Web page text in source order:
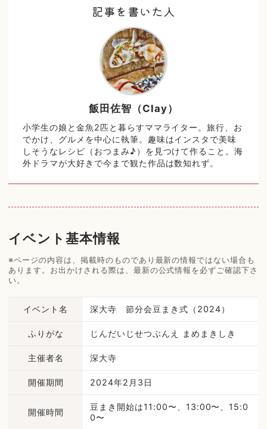
記事を書いた人
飯田佐智（Clay）
小学生の娘と金魚2匹と暮らすママライター。旅行、お
でかけ、グルメを中心に執筆。趣味はインスタで美味
しそうなレシピ（おつまみ♪）を見つけて作ること。海
外ドラマが大好きで今まで観た作品は数知れず。
イベント基本情報
※ページの内容は、掲載時のものであり最新の情報ではない場合も
あります。お出かけされる際は、最新の公式情報を必ずご確認下さ
い。
イベント名 深大寺 節分会豆まき式（2024）
ふりがな じんだいじせつぶんえ まめまきしき
主催者名 深大寺
開催期間 2024年2月3日
開催時間
豆まき開始は11:00〜、13:00〜、15:0
0〜